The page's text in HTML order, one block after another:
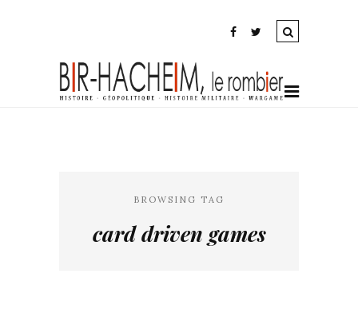
BROWSING TAG
card driven games